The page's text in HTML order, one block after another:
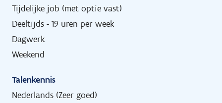
Tijdelijke job (met optie vast)
Deeltijds - 19 uren per week
Dagwerk
Weekend
Talenkennis
Nederlands (Zeer goed)